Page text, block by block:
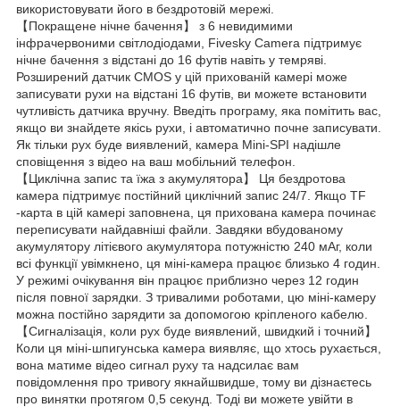
використовувати його в бездротовій мережі.
【Покращене нічне бачення】 з 6 невидимими
інфрачервоними світлодіодами, Fivesky Camera підтримує
нічне бачення з відстані до 16 футів навіть у темряві.
Розширений датчик CMOS у цій прихованій камері може
записувати рухи на відстані 16 футів, ви можете встановити
чутливість датчика вручну. Введіть програму, яка помітить вас,
якщо ви знайдете якісь рухи, і автоматично почне записувати.
Як тільки рух буде виявлений, камера Mini-SPI надішле
сповіщення з відео на ваш мобільний телефон.
【Циклічна запис та їжа з акумулятора】 Ця бездротова
камера підтримує постійний циклічний запис 24/7. Якщо TF
-карта в цій камері заповнена, ця прихована камера починає
переписувати найдавніші файли. Завдяки вбудованому
акумулятору літієвого акумулятора потужністю 240 мАг, коли
всі функції увімкнено, ця міні-камера працює близько 4 годин.
У режимі очікування він працює приблизно через 12 годин
після повної зарядки. З тривалими роботами, цю міні-камеру
можна постійно зарядити за допомогою кріпленого кабелю.
【Сигналізація, коли рух буде виявлений, швидкий і точний】
Коли ця міні-шпигунська камера виявляє, що хтось рухається,
вона матиме відео сигнал руху та надсилає вам
повідомлення про тривогу якнайшвидше, тому ви дізнаєтесь
про винятки протягом 0,5 секунд. Тоді ви можете увійти в